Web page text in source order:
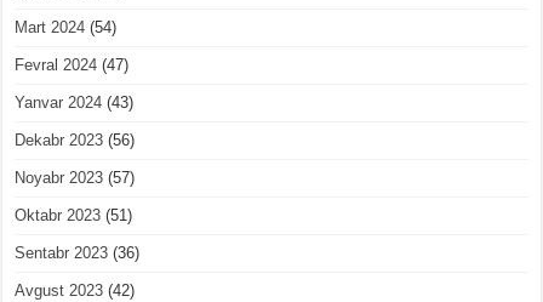
Mart 2024 (54)
Fevral 2024 (47)
Yanvar 2024 (43)
Dekabr 2023 (56)
Noyabr 2023 (57)
Oktabr 2023 (51)
Sentabr 2023 (36)
Avgust 2023 (42)